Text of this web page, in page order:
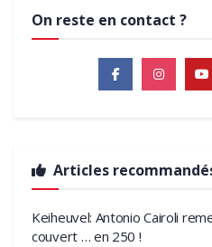
On reste en contact ?
Articles
Keiheuvel: Antonio Cairoli
couvert … en 250 !